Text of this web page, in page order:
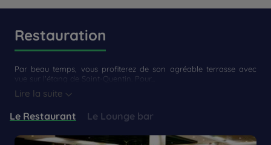
Restauration
Par beau temps, vous profiterez de son agréable terrasse avec
vue sur l'étang de Saint-Quentin. Pour...
Lire la suite
Le Restaurant Le Lounge bar